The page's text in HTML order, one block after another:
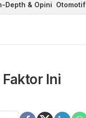
Depth & Opini Otomotif
Ini